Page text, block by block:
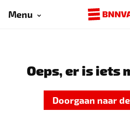
Menu
Oeps, er is iets
Doorgaan naar